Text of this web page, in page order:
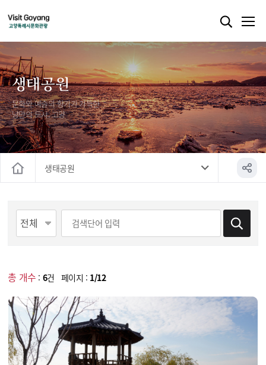
생태공원
문화와 예술의 향기가 가득한
낭만의 도시, 고양
생태공원
총 개수 : 6건 페이지 : 1/12